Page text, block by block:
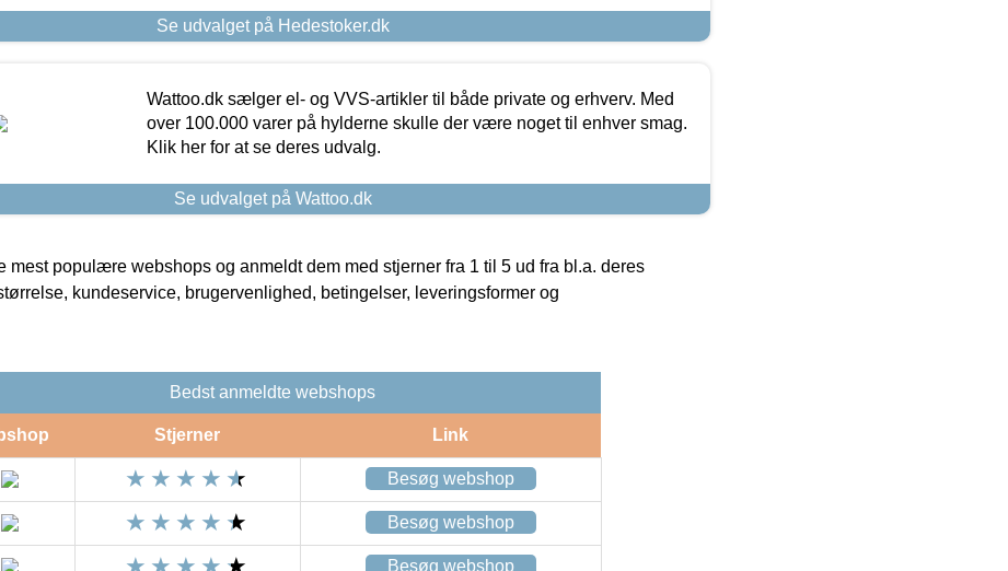
Se udvalget på Hedestoker.dk
Wattoo.dk sælger el- og VVS-artikler til både private og erhverv. Med
over 100.000 varer på hylderne skulle der være noget til enhver smag.
Klik her for at se deres udvalg.
Se udvalget på Wattoo.dk
mest populære webshops og anmeldt dem med stjerner fra 1 til 5 ud fra bl.a. deres
kundeservice, brugervenlighed, betingelser, leveringsformer og
Bedst anmeldte webshops
Stjerner Link
Besøg webshop
Besøg webshop
Besøg webshop